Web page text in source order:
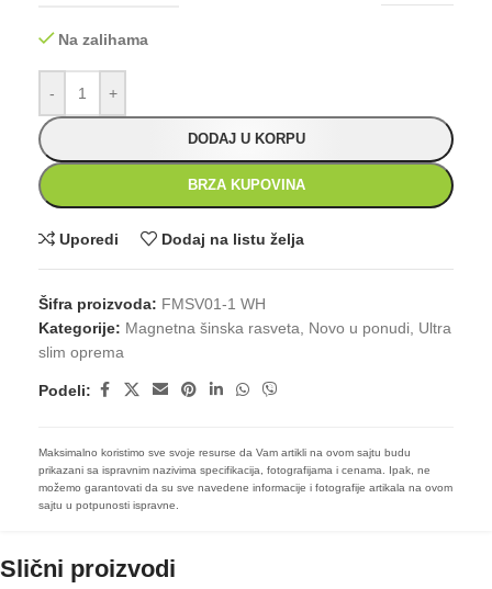
Na zalihama
- +
DODAJ U KORPU
BRZA KUPOVINA
Uporedi Dodaj na listu želja
Šifra proizvoda: FMSV01-1 WH
Kategorije: Magnetna šinska rasveta Novo u ponudi Ultra
slim oprema
Podeli:
Maksimalno koristimo sve svoje resurse da Vam artikli na ovom sajtu budu
prikazani sa ispravnim nazivima specifikacija, fotografijama i cenama. Ipak, ne
možemo garantovati da su sve navedene informacije i fotografije artikala na ovom
sajtu u potpunosti ispravne.
Slični proizvodi